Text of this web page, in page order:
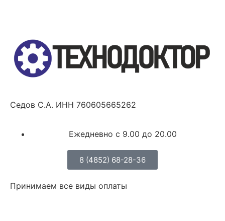
Седов С.А. ИНН 760605665262
Ежедневно с 9.00 до 20.00
8 (4852) 68-28-36
Принимаем все виды оплаты